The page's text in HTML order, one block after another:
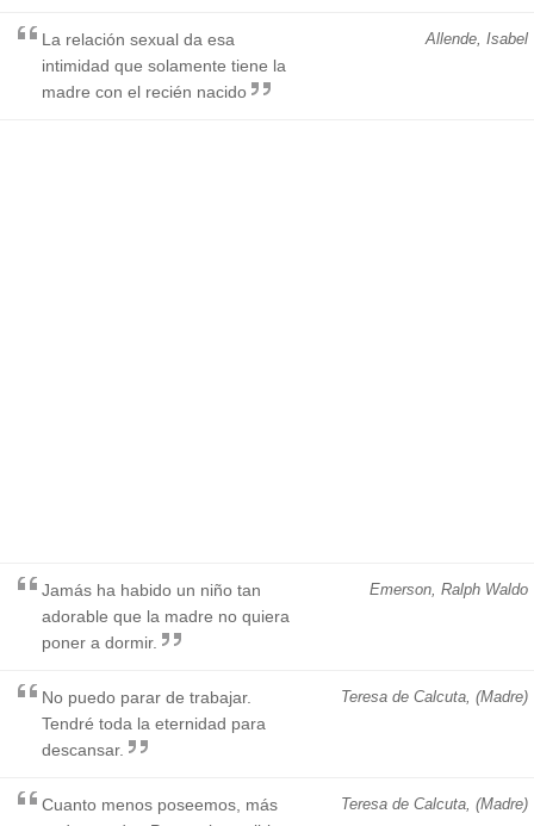
Allende, Isabel
La relación sexual da esa
intimidad que solamente tiene la
madre con el recién nacido
Emerson, Ralph Waldo
Jamás ha habido un niño tan
adorable que la madre no quiera
poner a dormir.
Teresa de Calcuta, (Madre)
No puedo parar de trabajar.
Tendré toda la eternidad para
descansar.
Teresa de Calcuta, (Madre)
Cuanto menos poseemos, más